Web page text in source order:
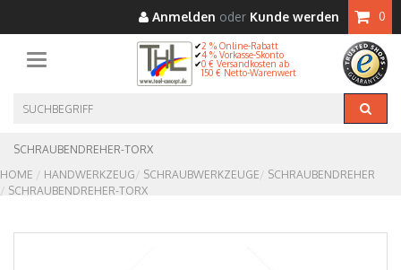
Anmelden oder Kunde werden 0
Toggle navigation
2 % Online-Rabatt
4 % Vorkasse-Skonto
0 € Versandkosten ab
150 € Netto-Warenwert
SCHRAUBENDREHER-TORX
HOME
HANDWERKZEUG SCHRAUBWERKZEUGE
SCHRAUBENDREHER
SCHRAUBENDREHER-TORX